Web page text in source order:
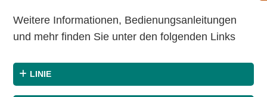
Weitere Informationen, Bedienungsanleitungen
und mehr finden Sie unter den folgenden Links
LINIE